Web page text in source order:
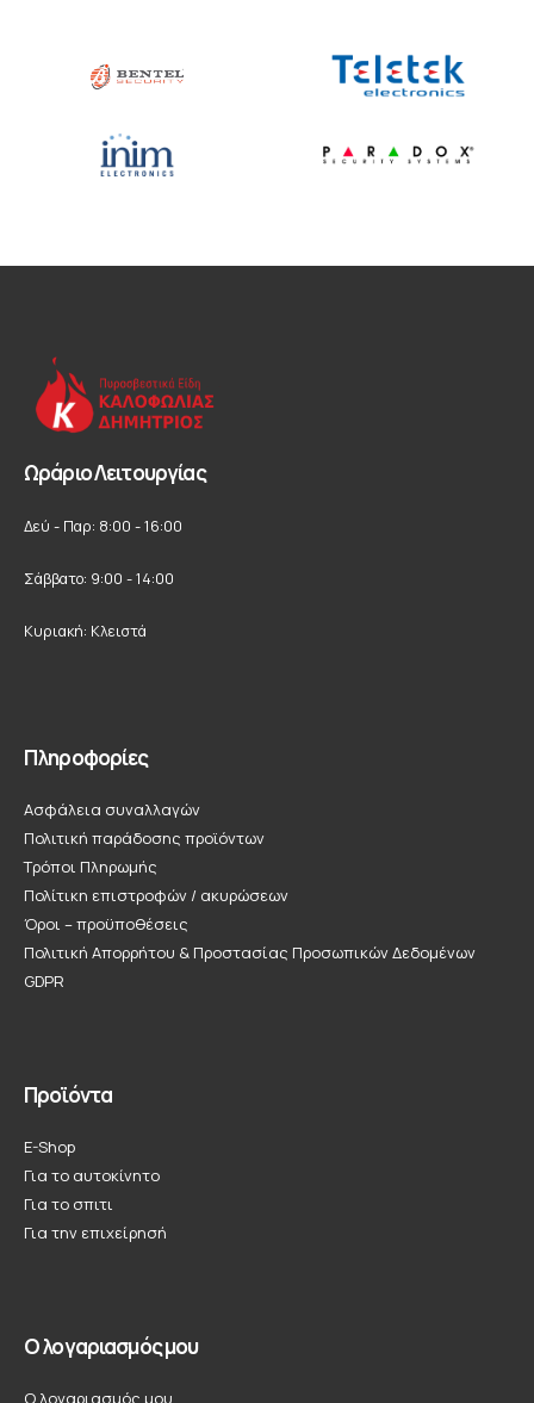
Ωράριο Λειτουργίας
Δεύ - Παρ: 8:00 - 16:00
Σάββατο: 9:00 - 14:00
Κυριακή: Κλειστά
Πληροφορίες
Ασφάλεια συναλλαγών
Πολιτική παράδοσης προϊόντων
Τρόποι Πληρωμής
Πολίτικη επιστροφών / ακυρώσεων
Όροι – προϋποθέσεις
Πολιτική Απορρήτου & Προστασίας Προσωπικών Δεδομένων
GDPR
Προϊόντα
E-Shop
Για το αυτοκίνητο
Για το σπιτι
Για την επιχείρησή
Ο λογαριασμός μου
Ο λογαριασμός μου